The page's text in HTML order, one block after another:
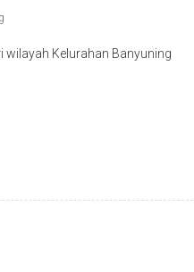
wilayah Kelurahan Banyuning